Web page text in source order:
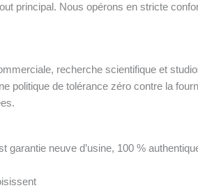
principal. Nous opérons en stricte
recherche scientifique et
politique de tolérance zéro contre la
neuve d’usine, 100 %